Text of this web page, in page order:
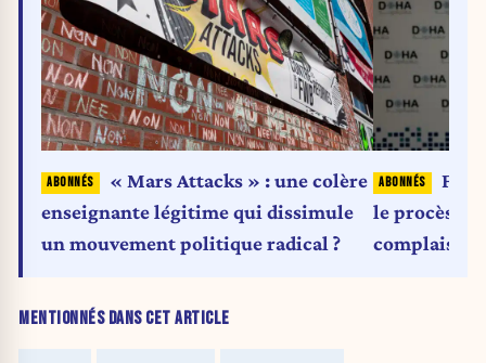
MENTIONNÉS DANS CET ARTICLE
« Mars Attacks » : une colère
enseignante légitime qui dissimule
un mouvement politique radical ?
le procès